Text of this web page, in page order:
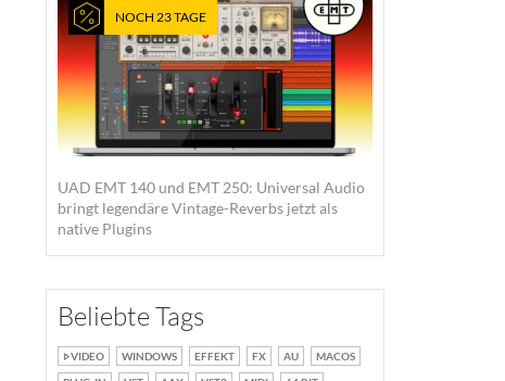
NOCH 23 TAGE
UAD EMT 140 und EMT 250: Universal Audio
bringt legendäre Vintage-Reverbs jetzt als
native Plugins
Beliebte Tags
VIDEO WINDOWS EFFEKT FX AU
MACOS